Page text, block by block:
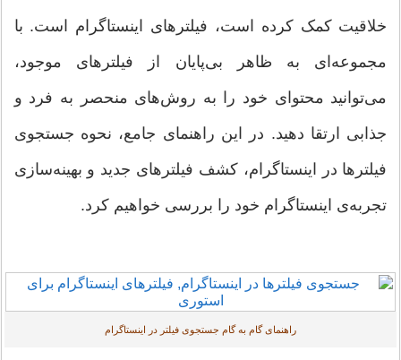
خلاقیت کمک کرده است، فیلترهای اینستاگرام است. با
مجموعه‌ای به ظاهر بی‌پایان از فیلترهای موجود،
می‌توانید محتوای خود را به روش‌های منحصر به فرد و
جذابی ارتقا دهید. در این راهنمای جامع، نحوه جستجوی
فیلترها در اینستاگرام، کشف فیلترهای جدید و بهینه‌سازی
تجربه‌ی اینستاگرام خود را بررسی خواهیم کرد.
راهنمای گام به گام جستجوی فیلتر در اینستاگرام